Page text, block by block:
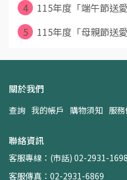
4
115年度「端午節送
5
115年度「母親節送
關於我們
查詢 我的帳戶 購物須知 服
聯絡資訊
客服專線：(市話) 02-2931-
客服傳真：02-2931-6869